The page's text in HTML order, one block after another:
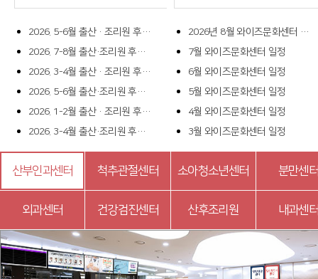
2026. 5-6월 출산 · 조리원 후기 당첨자안내
2026. 7-8월 출산·조리원 후기 이벤트
2026. 3-4월 출산 · 조리원 후기 당첨자안내
2026. 5-6월 출산·조리원 후기 이벤트
2026. 1-2월 출산 · 조리원 후기 당첨자안내
2026. 3-4월 출산·조리원 후기 이벤트
2026년 8월 와이즈문화센터 일정
7월 와이즈문화센터 일정
6월 와이즈문화센터 일정
5월 와이즈문화센터 일정
4월 와이즈문화센터 일정
3월 와이즈문화센터 일정
산부인과센터 척추관절센터 소아청소년센터 분만센
외과센터 건강검진센터 산후조리원 내과센